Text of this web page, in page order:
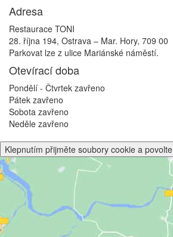
Adresa
Restaurace TONI
28. října 194, Ostrava – Mar. Hory, 709 00
Parkovat lze z ulice Mariánské náměstí.
Otevírací doba
Pondělí - Čtvrtek zavřeno
Pátek zavřeno
Sobota zavřeno
Neděle zavřeno
Klepnutím přijměte soubory cookie a